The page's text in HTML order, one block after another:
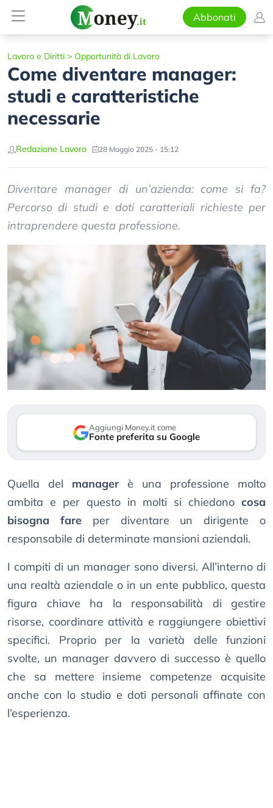
Abbonati
Lavoro e Diritti > Opportunità di Lavoro
Come diventare manager:
studi e caratteristiche
necessarie
Redazione Lavoro 28 Maggio 2025 - 15:12
Diventare manager di un’azienda: come si fa?
Percorso di studi e doti caratteriali richieste per
intraprendere questa professione.
Aggiungi Money.it come
Fonte preferita su Google
Quella del manager è una professione molto
ambita e per questo in molti si chiedono cosa
bisogna fareper diventare un dirigente o
responsabile di determinate mansioni aziendali.
I compiti di un manager sono diversi. All’interno di
una realtà aziendale o in un ente pubblico, questa
figura chiave ha la responsabilità di gestire
risorse, coordinare attività e raggiungere obiettivi
specifici. Proprio per la varietà delle funzioni
svolte, un manager davvero di successo è quello
che sa mettere insieme competenze acquisite
anche con lo studio e doti personali affinate con
l’esperienza.